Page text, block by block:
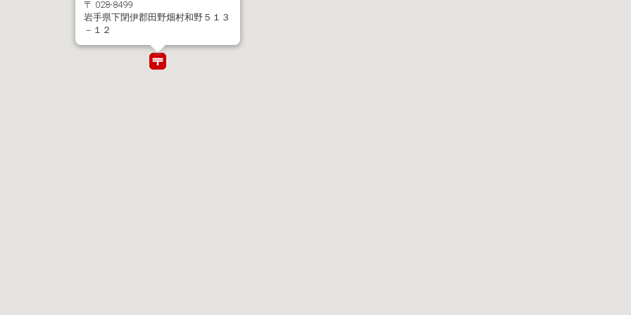
〒 028-8499
岩手県下閉伊郡田野畑村和野５１３
－１２